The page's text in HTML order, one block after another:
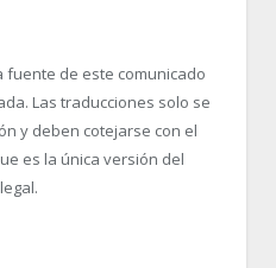
fuente de este comunicado
Las traducciones solo se
y deben cotejarse con el
es la única versión del